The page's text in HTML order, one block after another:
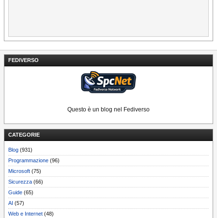
FEDIVERSO
Questo è un blog nel Fediverso
CATEGORIE
Blog (931)
Programmazione (96)
Microsoft (75)
Sicurezza (66)
Guide (65)
AI (57)
Web e Internet (48)